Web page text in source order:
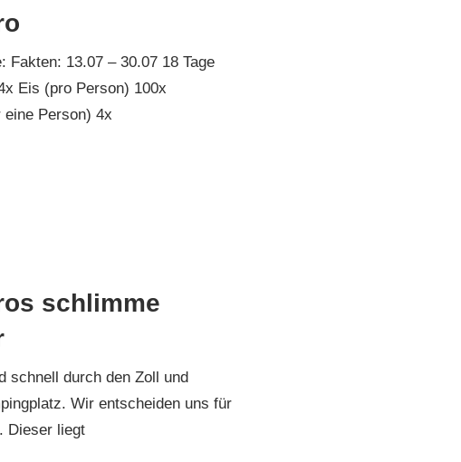
Fakten: 13.07 – 30.07 18 Tage
Eis (pro Person) 100x
Person) 4x
schlimme
schnell durch den Zoll und
Wir entscheiden uns für
Dieser liegt